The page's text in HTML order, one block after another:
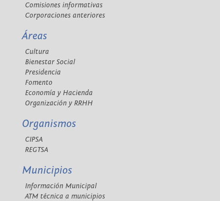
Comisiones informativas
Corporaciones anteriores
Áreas
Cultura
Bienestar Social
Presidencia
Fomento
Economía y Hacienda
Organización y RRHH
Organismos
CIPSA
REGTSA
Municipios
Información Municipal
ATM técnica a municipios